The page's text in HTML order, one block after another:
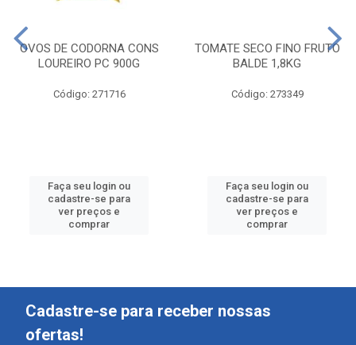
OVOS DE CODORNA CONS
LOUREIRO PC 900G
Código: 271716
Faça seu login ou
cadastre-se para
ver preços e
comprar
TOMATE SECO FINO FRUTO
BALDE 1,8KG
Código: 273349
Faça seu login ou
cadastre-se para
ver preços e
comprar
Cadastre-se para receber nossas
ofertas!